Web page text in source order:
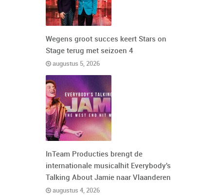
Wegens groot succes keert Stars on
Stage terug met seizoen 4
augustus 5, 2026
InTeam Producties brengt de
internationale musicalhit Everybody's
Talking About Jamie naar Vlaanderen
augustus 4, 2026